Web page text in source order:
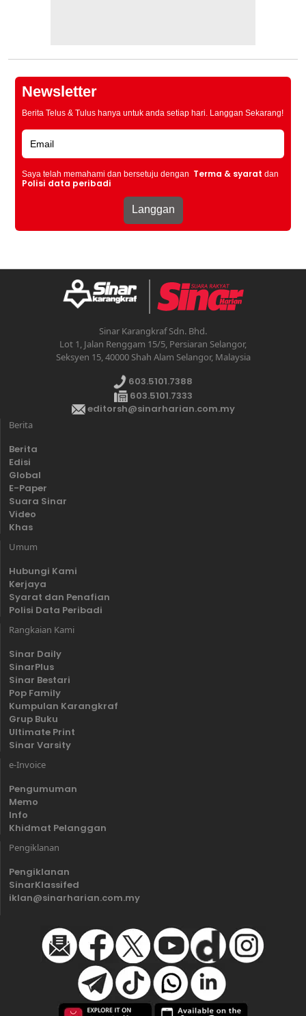
Newsletter
Berita Telus & Tulus hanya untuk anda setiap hari. Langgan Sekarang!
Saya telah memahami dan bersetuju dengan Terma & syarat dan
Polisi data peribadi
Sinar Karangkraf Sdn. Bhd.
Lot 1, Jalan Renggam 15/5, Persiaran Selangor,
Seksyen 15, 40000 Shah Alam Selangor, Malaysia
603.5101.7388
603.5101.7333
editorsh@sinarharian.com.my
Berita
Berita
Edisi
Global
E-Paper
Suara Sinar
Video
Khas
Umum
Hubungi Kami
Kerjaya
Syarat dan Penafian
Polisi Data Peribadi
Rangkaian Kami
Sinar Daily
SinarPlus
Sinar Bestari
Pop Family
Kumpulan Karangkraf
Grup Buku
Ultimate Print
Sinar Varsity
e-Invoice
Pengumuman
Memo
Info
Khidmat Pelanggan
Pengiklanan
Pengiklanan
SinarKlassifed
iklan@sinarharian.com.my